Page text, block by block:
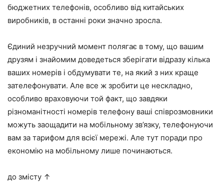
бюджетних телефонів, особливо від китайських
виробників, в останні роки значно зросла.
Єдиний незручний момент полягає в тому, що вашим
друзям і знайомим доведеться зберігати відразу кілька
ваших номерів і обдумувати те, на який з них краще
зателефонувати. Але все ж зробити це нескладно,
особливо враховуючи той факт, що завдяки
різноманітності номерів телефону ваші співрозмовники
можуть заощадити на мобільному зв’язку, телефонуючи
вам за тарифом для всієї мережі. Але тут поради про
економію на мобільному лише починаються.
до змісту ↑